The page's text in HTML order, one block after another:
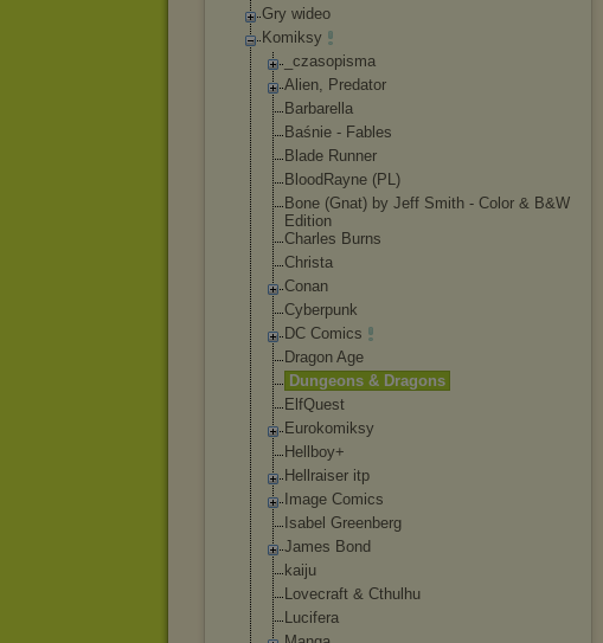
Gry wideo
Komiksy
_czasopisma
Alien, Predator
Barbarella
Baśnie - Fables
Blade Runner
BloodRayne (PL)
Bone (Gnat) by Jeff Smith - Color & B&W
Edition
Charles Burns
Christa
Conan
Cyberpunk
DC Comics
Dragon Age
Dungeons & Dragons
ElfQuest
Eurokomiksy
Hellboy+
Hellraiser itp
Image Comics
Isabel Greenberg
James Bond
kaiju
Lovecraft & Cthulhu
Lucifera